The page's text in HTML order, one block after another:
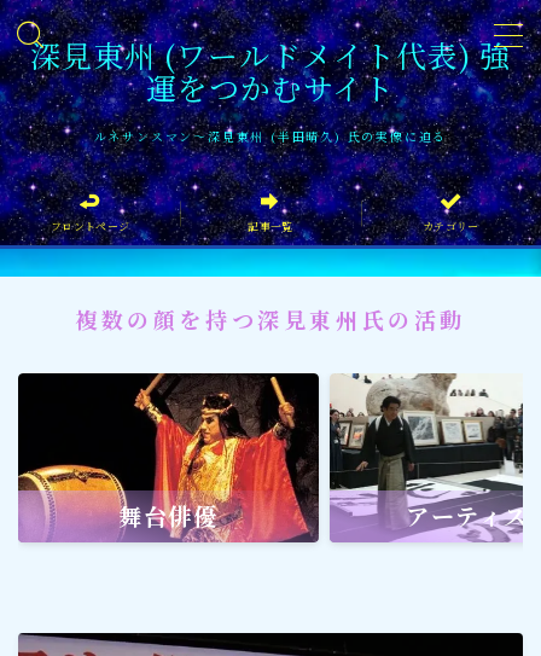
深見東州 (ワールドメイト代表) 強
運をつかむサイト
ルネサンスマン〜深見東州 (半田晴久) 氏の実像に迫る
MENU
フロントページ
記事一覧
イベント情報
企業家
文化・芸術活動
社会貢献 社会貢献
スポーツ
フロントページ 記事一覧 カテゴリー
複数の顔を持つ深見東州氏の活動
舞台俳優 アーティス